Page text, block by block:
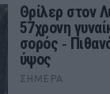
Θρίλερ στον
57χρονη
σορός ‑
ύψος
ΣΉΜΕΡΑ